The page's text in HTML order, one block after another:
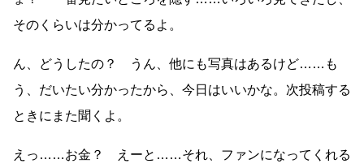
そのくらいは分かってるよ。
ん、どうしたの？ うん、他にも写真はあるけど……も
う、だいたい分かったから、今日はいいかな。次投稿する
ときにまた聞くよ。
えっ……お金？ えーと……それ、ファンになってくれる